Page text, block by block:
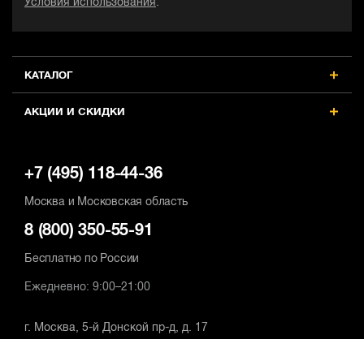
КАТАЛОГ
АКЦИИ И СКИДКИ
Условия использования.
+7 (495) 118-44-36
Москва и Московская область
8 (800) 350-55-91
Бесплатно по России
Ежедневно: 9:00–21:00
г. Москва, 5-й Донской пр-д, д. 17